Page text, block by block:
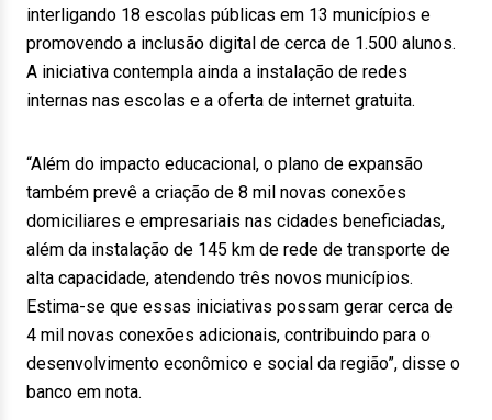
interligando 18 escolas públicas em 13 municípios e
promovendo a inclusão digital de cerca de 1.500 alunos.
A iniciativa contempla ainda a instalação de redes
internas nas escolas e a oferta de internet gratuita.
“Além do impacto educacional, o plano de expansão
também prevê a criação de 8 mil novas conexões
domiciliares e empresariais nas cidades beneficiadas,
além da instalação de 145 km de rede de transporte de
alta capacidade, atendendo três novos municípios.
Estima-se que essas iniciativas possam gerar cerca de
4 mil novas conexões adicionais, contribuindo para o
desenvolvimento econômico e social da região”, disse o
banco em nota.